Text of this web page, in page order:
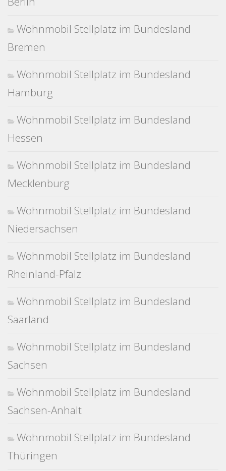
Wohnmobil Stellplatz im Bundesland
Bremen
Wohnmobil Stellplatz im Bundesland
Hamburg
Wohnmobil Stellplatz im Bundesland
Hessen
Wohnmobil Stellplatz im Bundesland
Mecklenburg
Wohnmobil Stellplatz im Bundesland
Niedersachsen
Wohnmobil Stellplatz im Bundesland
Rheinland-Pfalz
Wohnmobil Stellplatz im Bundesland
Saarland
Wohnmobil Stellplatz im Bundesland
Sachsen
Wohnmobil Stellplatz im Bundesland
Sachsen-Anhalt
Wohnmobil Stellplatz im Bundesland
Thüringen